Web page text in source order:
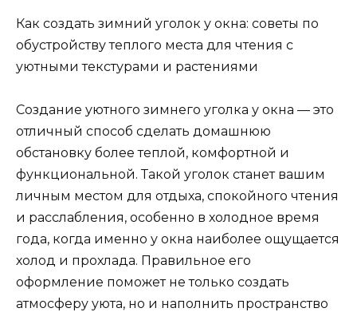
Как создать зимний уголок у окна: советы по
обустройству теплого места для чтения с
уютными текстурами и растениями
Создание уютного зимнего уголка у окна — это
отличный способ сделать домашнюю
обстановку более теплой, комфортной и
функциональной. Такой уголок станет вашим
личным местом для отдыха, спокойного чтения
и расслабления, особенно в холодное время
года, когда именно у окна наиболее ощущается
холод и прохлада. Правильное его
оформление поможет не только создать
атмосферу уюта, но и наполнить пространство